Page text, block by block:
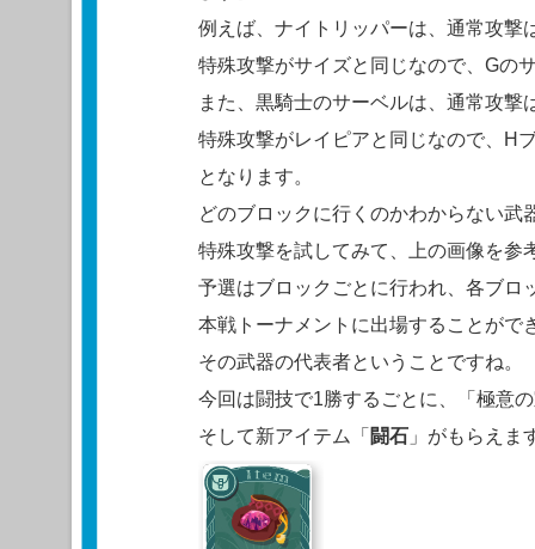
例えば、ナイトリッパーは、通常攻撃
特殊攻撃がサイズと同じなので、Gの
また、黒騎士のサーベルは、通常攻撃
特殊攻撃がレイピアと同じなので、H
となります。
どのブロックに行くのかわからない武
特殊攻撃を試してみて、上の画像を参
予選はブロックごとに行われ、各ブロ
本戦トーナメントに出場することがで
その武器の代表者ということですね。
今回は闘技で1勝するごとに、「極意
そして新アイテム「 闘石 」がもらえま